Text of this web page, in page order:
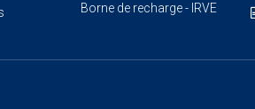
Borne de recharge - IRVE